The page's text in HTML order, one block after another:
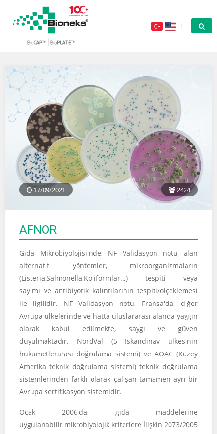
17/09/2021 2424
AFNOR
Gıda Mikrobiyolojisi'nde, NF Validasyon notu alan
alternatif yöntemler, mikroorganizmaların
(Listeria,Salmonella,Koliformlar...) tespiti veya
sayımı ve antibiyotik kalıntılarının tespiti/ölçeklemesi
ile ilgilidir. NF Validasyon notu, Fransa'da, diğer
Avrupa ülkelerinde ve hatta uluslararası alanda yaygın
olarak kabul edilmekte, saygı ve güven
duyulmaktadır. NordVal (5 İskandinav ülkesinin
hükümetlerarası doğrulama sistemi) ve AOAC (Kuzey
Amerika teknik doğrulama sistemi) teknik doğrulama
sistemlerinden farklı olarak çalışan tamamen ayrı bir
Avrupa sertifikasyon sistemidir.
Ocak 2006'da, gıda maddelerine
uygulanabilir mikrobiyolojik kriterlere İlişkin 2073/2005